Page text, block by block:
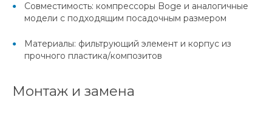
Совместимость: компрессоры Boge и аналогичные
модели с подходящим посадочным размером
Материалы: фильтрующий элемент и корпус из
прочного пластика/композитов
Монтаж и замена